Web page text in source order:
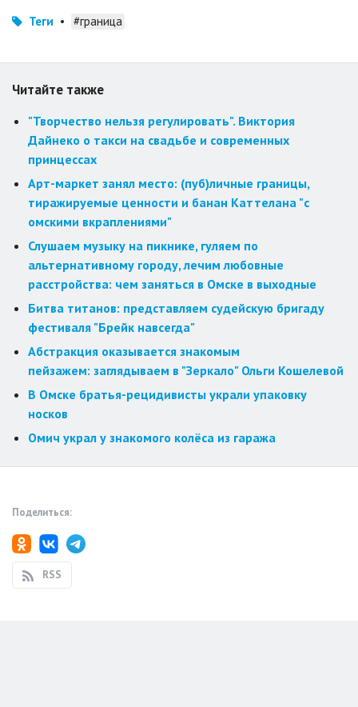
Теги • #граница
Читайте также
"Творчество нельзя регулировать". Виктория
Дайнеко о такси на свадьбе и современных
принцессах
Арт-маркет занял место: (пуб)личные границы,
тиражируемые ценности и банан Каттелана "с
омскими вкраплениями"
Слушаем музыку на пикнике, гуляем по
альтернативному городу, лечим любовные
расстройства: чем заняться в Омске в выходные
Битва титанов: представляем судейскую бригаду
фестиваля "Брейк навсегда"
Абстракция оказывается знакомым
пейзажем: заглядываем в "Зеркало" Ольги Кошелевой
В Омске братья-рецидивисты украли упаковку
носков
Омич украл у знакомого колёса из гаража
Поделиться:
RSS